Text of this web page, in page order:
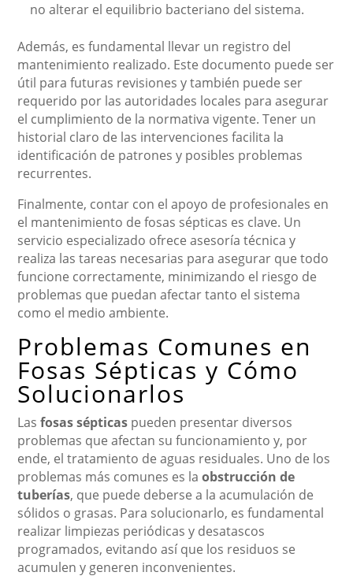
no alterar el equilibrio bacteriano del sistema.
Además, es fundamental llevar un registro del
mantenimiento realizado. Este documento puede ser
útil para futuras revisiones y también puede ser
requerido por las autoridades locales para asegurar
el cumplimiento de la normativa vigente. Tener un
historial claro de las intervenciones facilita la
identificación de patrones y posibles problemas
recurrentes.
Finalmente, contar con el apoyo de profesionales en
el mantenimiento de fosas sépticas es clave. Un
servicio especializado ofrece asesoría técnica y
realiza las tareas necesarias para asegurar que todo
funcione correctamente, minimizando el riesgo de
problemas que puedan afectar tanto el sistema
como el medio ambiente.
Problemas Comunes en
Fosas Sépticas y Cómo
Solucionarlos
Lasfosas sépticas pueden presentar diversos
problemas que afectan su funcionamiento y, por
ende, el tratamiento de aguas residuales. Uno de los
problemas más comunes es laobstrucción de
tuberías, que puede deberse a la acumulación de
sólidos o grasas. Para solucionarlo, es fundamental
realizar limpiezas periódicas y desatascos
programados, evitando así que los residuos se
acumulen y generen inconvenientes.